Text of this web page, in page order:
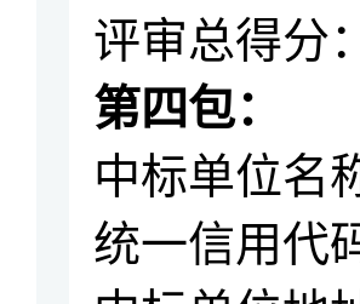
评审总得分：
第四包：
中标单位名
统一信用代